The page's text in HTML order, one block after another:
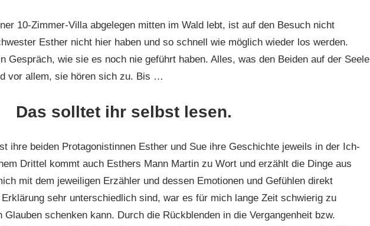
10-Zimmer-Villa abgelegen mitten im Wald lebt, ist auf den Besuch nicht
Esther nicht hier haben und so schnell wie möglich wieder los werden.
Gespräch, wie sie es noch nie geführt haben. Alles, was den Beiden auf der Seele
vor allem, sie hören sich zu. Bis …
Das solltet ihr selbst lesen.
ihre beiden Protagonistinnen Esther und Sue ihre Geschichte jeweils in der Ich-
Drittel kommt auch Esthers Mann Martin zu Wort und erzählt die Dinge aus
mit dem jeweiligen Erzähler und dessen Emotionen und Gefühlen direkt
sehr unterschiedlich sind, war es für mich lange Zeit schwierig zu
schenken kann. Durch die Rückblenden in die Vergangenheit bzw.